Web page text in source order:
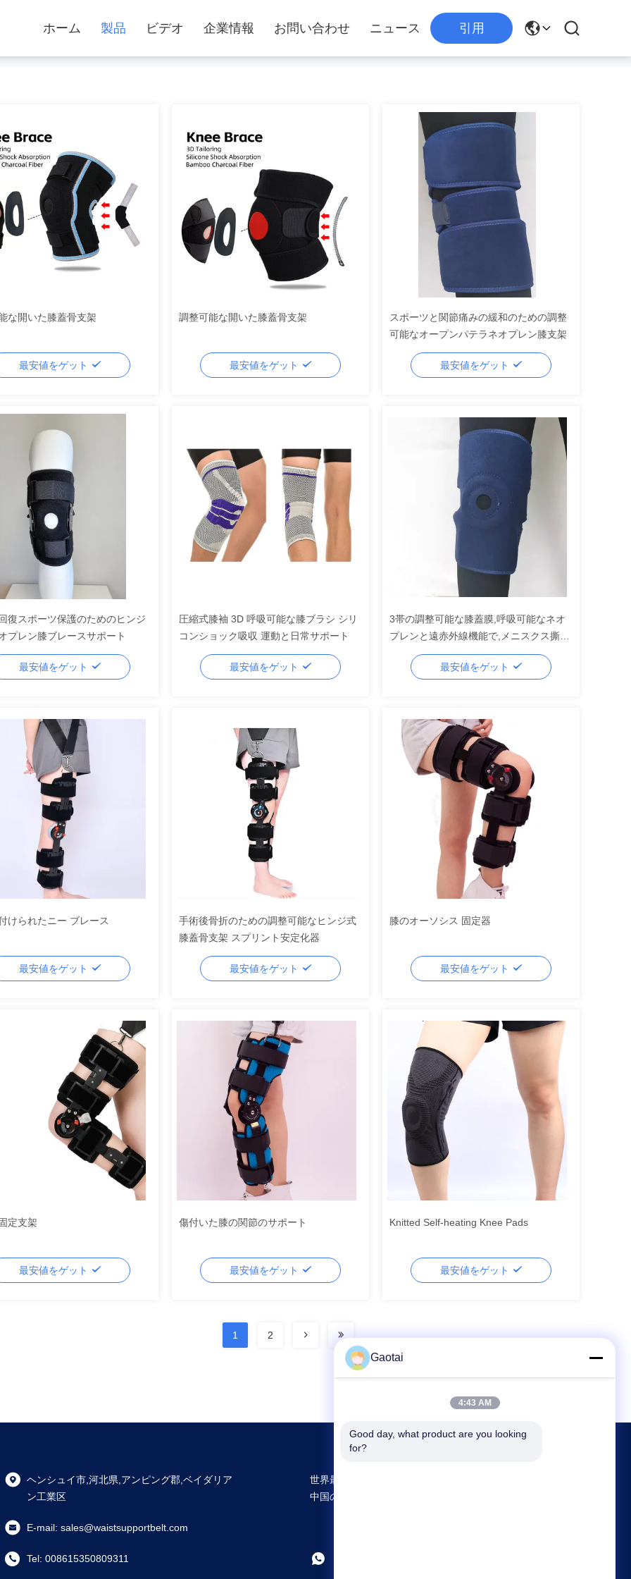
ホーム 製品 ビデオ 企業情報 お問い合わせ ニュース 引用
な開いた膝蓋骨支架
最安値をゲット
調整可能な開いた膝蓋骨支架
最安値をゲット
スポーツと関節痛みの緩和のための調整
可能なオープンパテラネオプレン膝支架
最安値をゲット
復スポーツ保護のためのヒンジ
プレン膝ブレースサポート
最安値をゲット
圧縮式膝袖 3D 呼吸可能な膝ブラシ シリ
コンショック吸収 運動と日常サポート
最安値をゲット
3帯の調整可能な膝蓋膜,呼吸可能なネオ
プレンと遠赤外線機能で,メニスクス撕裂
とACL回復
最安値をゲット
けられたニー ブレース
最安値をゲット
手術後骨折のための調整可能なヒンジ式
膝蓋骨支架 スプリント安定化器
最安値をゲット
膝のオーソシス 固定器
最安値をゲット
定支架
最安値をゲット
傷付いた膝の関節のサポート
最安値をゲット
Knitted Self-heating Knee Pads
最安値をゲット
1 2
ヘンシュイ市,河北県,アンピング郡,ベイダリア
ン工業区
E-mail: sales@waistsupportbelt.com
Tel: 008615350809311
世界最大規模の研究開発と生産 Back Support
中国のサプライヤー
Gaotai
4:43 AM
Good day, what product are you looking
for?